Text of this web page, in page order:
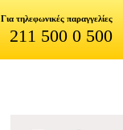
Για τηλεφωνικές παραγγελίες
211 500 0 500